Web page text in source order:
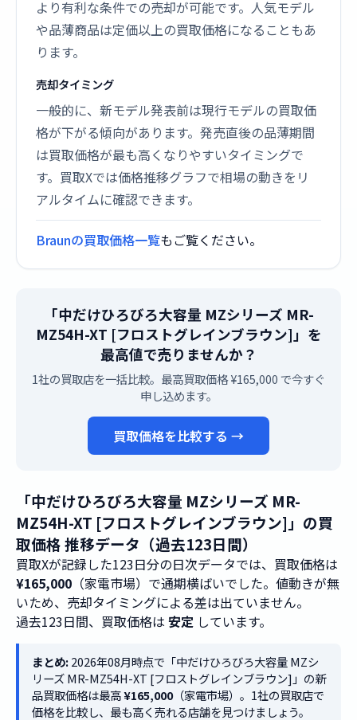
より有利な条件での売却が可能です。人気モデル
や品薄商品は定価以上の買取価格になることもあ
ります。
売却タイミング
一般的に、新モデル発表前は現行モデルの買取価
格が下がる傾向があります。発売直後の品薄期間
は買取価格が最も高くなりやすいタイミングで
す。買取Xでは価格推移グラフで相場の動きをリ
アルタイムに確認できます。
Braunの買取価格一覧もご覧ください。
「中だけひろびろ大容量 MZシリーズ MR-
MZ54H-XT [フロストグレインブラウン]」を
最高値で売りませんか？
1社の買取店を一括比較。最高買取価格 ¥165,000 で今すぐ
申し込めます。
買取価格を比較する →
「中だけひろびろ大容量 MZシリーズ MR-
MZ54H-XT [フロストグレインブラウン]」の買
取価格 推移データ（過去123日間）
買取Xが記録した123日分の日次データでは、買取価格は
¥165,000 （家電市場）で通期横ばいでした。値動きが無
いため、売却タイミングによる差は出ていません。
過去123日間、買取価格は 安定 しています。
まとめ:2026年08月時点で「中だけひろびろ大容量 MZシ
リーズ MR-MZ54H-XT [フロストグレインブラウン]」の新
品買取価格は最高¥165,000（家電市場）。1社の買取店で
価格を比較し、最も高く売れる店舗を見つけましょう。